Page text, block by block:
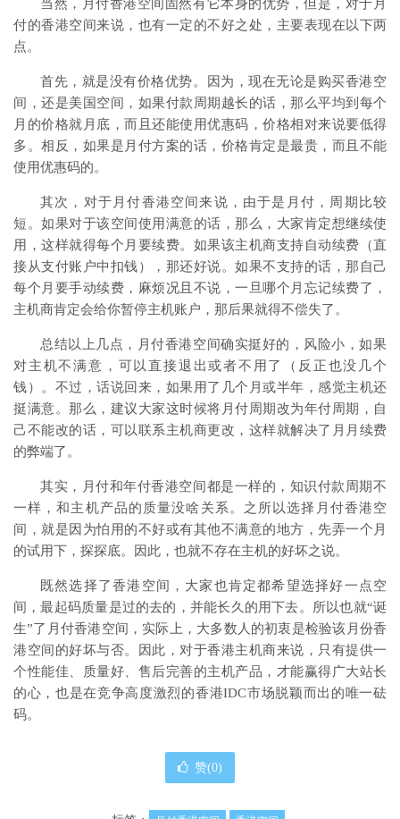
当然，月付香港空间固然有它本身的优势，但是，对于月
付的香港空间来说，也有一定的不好之处，主要表现在以下两
点。
首先，就是没有价格优势。因为，现在无论是购买香港空
间，还是美国空间，如果付款周期越长的话，那么平均到每个
月的价格就月底，而且还能使用优惠码，价格相对来说要低得
多。相反，如果是月付方案的话，价格肯定是最贵，而且不能
使用优惠码的。
其次，对于月付香港空间来说，由于是月付，周期比较
短。如果对于该空间使用满意的话，那么，大家肯定想继续使
用，这样就得每个月要续费。如果该主机商支持自动续费（直
接从支付账户中扣钱），那还好说。如果不支持的话，那自己
每个月要手动续费，麻烦况且不说，一旦哪个月忘记续费了，
主机商肯定会给你暂停主机账户，那后果就得不偿失了。
总结以上几点，月付香港空间确实挺好的，风险小，如果
对主机不满意，可以直接退出或者不用了（反正也没几个
钱）。不过，话说回来，如果用了几个月或半年，感觉主机还
挺满意。那么，建议大家这时候将月付周期改为年付周期，自
己不能改的话，可以联系主机商更改，这样就解决了月月续费
的弊端了。
其实，月付和年付香港空间都是一样的，知识付款周期不
一样，和主机产品的质量没啥关系。之所以选择月付香港空
间，就是因为怕用的不好或有其他不满意的地方，先弄一个月
的试用下，探探底。因此，也就不存在主机的好坏之说。
既然选择了香港空间，大家也肯定都希望选择好一点空
间，最起码质量是过的去的，并能长久的用下去。所以也就“诞
生”了月付香港空间，实际上，大多数人的初衷是检验该月份香
港空间的好坏与否。因此，对于香港主机商来说，只有提供一
个性能佳、质量好、售后完善的主机产品，才能赢得广大站长
的心，也是在竞争高度激烈的香港IDC市场脱颖而出的唯一砝
码。
赞(0)